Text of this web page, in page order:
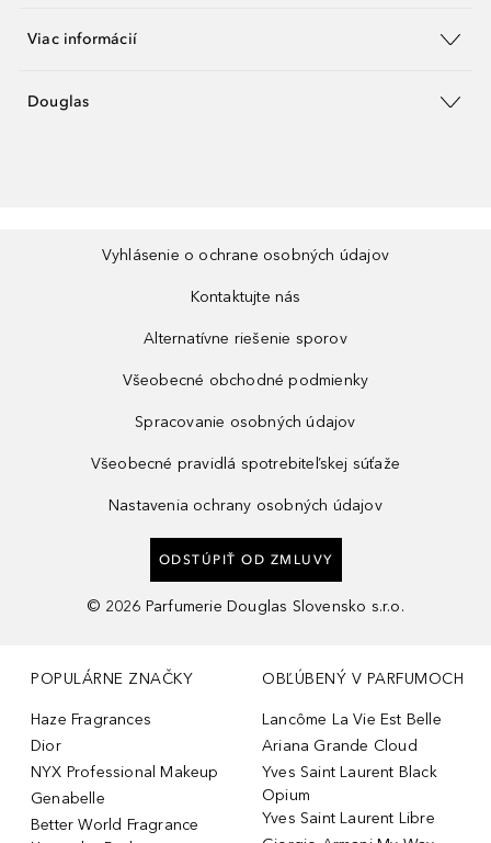
Viac informácií
Douglas
Vyhlásenie o ochrane osobných údajov
Kontaktujte nás
Alternatívne riešenie sporov
Všeobecné obchodné podmienky
Spracovanie osobných údajov
Všeobecné pravidlá spotrebiteľskej súťaže
Nastavenia ochrany osobných údajov
ODSTÚPIŤ OD ZMLUVY
© 2026 Parfumerie Douglas Slovensko s.r.o.
POPULÁRNE ZNAČKY
Haze Fragrances
Dior
NYX Professional Makeup
Genabelle
Better World Fragrance
OBĽÚBENÝ V PARFUMOCH
Lancôme La Vie Est Belle
Ariana Grande Cloud
Yves Saint Laurent Black
Opium
Yves Saint Laurent Libre